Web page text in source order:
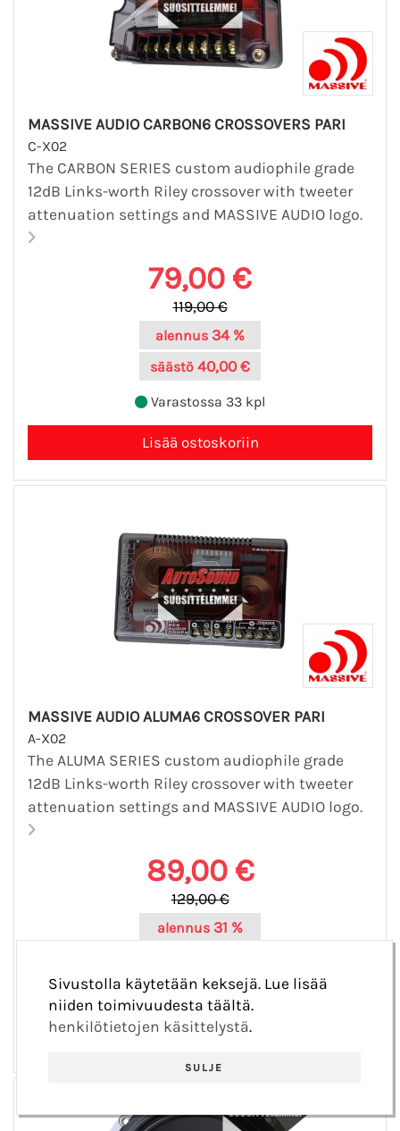
Sivustolla käytetään keksejä. Lue lisää
niiden toimivuudesta täältä.
henkilötietojen käsittelystä.
SULJE
MASSIVE AUDIO CARBON6 CROSSOVERS PARI
C-X02
The CARBON SERIES custom audiophile grade
12dB Links-worth Riley crossover with tweeter
attenuation settings and MASSIVE AUDIO logo.
79,00 €
119,00 €
alennus 34 %
säästö 40,00 €
Varastossa 33 kpl
MASSIVE AUDIO ALUMA6 CROSSOVER PARI
A-X02
The ALUMA SERIES custom audiophile grade
12dB Links-worth Riley crossover with tweeter
attenuation settings and MASSIVE AUDIO logo.
89,00 €
129,00 €
alennus 31 %
Varastossa 38 kpl